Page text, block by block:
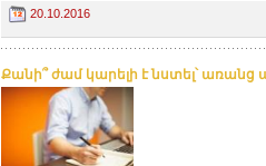
20.10.2016
Քանի՞ ժամ կարելի է նստել՝ առանց